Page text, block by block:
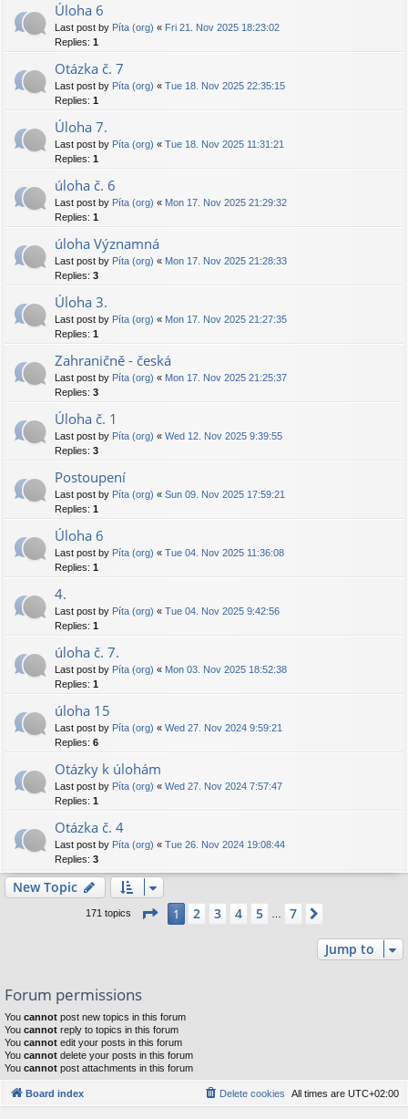
Úloha 6
Last post by Píta (org) « Fri 21. Nov 2025 18:23:02
Replies: 1
Otázka č. 7
Last post by Píta (org) « Tue 18. Nov 2025 22:35:15
Replies: 1
Úloha 7.
Last post by Píta (org) « Tue 18. Nov 2025 11:31:21
Replies: 1
úloha č. 6
Last post by Píta (org) « Mon 17. Nov 2025 21:29:32
Replies: 1
úloha Významná
Last post by Píta (org) « Mon 17. Nov 2025 21:28:33
Replies: 3
Úloha 3.
Last post by Píta (org) « Mon 17. Nov 2025 21:27:35
Replies: 1
Zahraničně - česká
Last post by Píta (org) « Mon 17. Nov 2025 21:25:37
Replies: 3
Úloha č. 1
Last post by Píta (org) « Wed 12. Nov 2025 9:39:55
Replies: 3
Postoupení
Last post by Píta (org) « Sun 09. Nov 2025 17:59:21
Replies: 1
Úloha 6
Last post by Píta (org) « Tue 04. Nov 2025 11:36:08
Replies: 1
4.
Last post by Píta (org) « Tue 04. Nov 2025 9:42:56
Replies: 1
úloha č. 7.
Last post by Píta (org) « Mon 03. Nov 2025 18:52:38
Replies: 1
úloha 15
Last post by Píta (org) « Wed 27. Nov 2024 9:59:21
Replies: 6
Otázky k úlohám
Last post by Píta (org) « Wed 27. Nov 2024 7:57:47
Replies: 1
Otázka č. 4
Last post by Píta (org) « Tue 26. Nov 2024 19:08:44
Replies: 3
New Topic
171 topics Page 1of7
1 2 3 4 5 7
Jump to
Forum permissions
You cannot post new topics in this forum
You cannot reply to topics in this forum
You cannot edit your posts in this forum
You cannot delete your posts in this forum
You cannot post attachments in this forum
Board index All times are UTC+02:00
Delete cookies